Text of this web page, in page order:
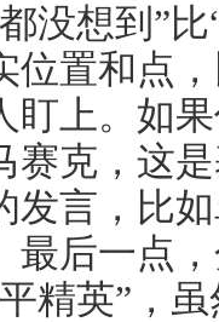
没想到”
位置和点
盯上。如
赛克，这
发言，比
最后一点
精英”，